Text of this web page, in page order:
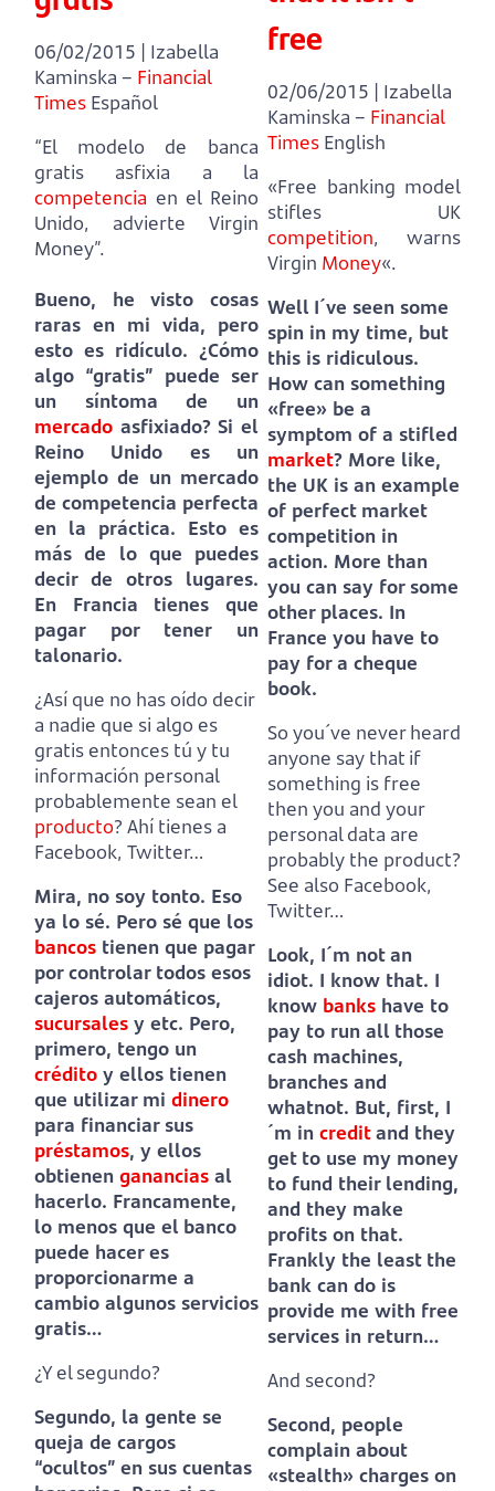
06/02/2015 | Izabella
Kaminska – Financial
Times Español
“El modelo de banca
gratis asfixia a la
competencia en el Reino
Unido, advierte Virgin
Money”.
Bueno, he visto cosas
raras en mi vida, pero
esto es ridículo. ¿Cómo
algo “gratis” puede ser
un síntoma de un
mercado asfixiado? Si el
Reino Unido es un
ejemplo de un mercado
de competencia perfecta
en la práctica. Esto es
más de lo que puedes
decir de otros lugares.
En Francia tienes que
pagar por tener un
talonario.
¿Así que no has oído decir
a nadie que si algo es
gratis entonces tú y tu
información personal
probablemente sean el
producto? Ahí tienes a
Facebook, Twitter…
Mira, no soy tonto. Eso
ya lo sé. Pero sé que los
bancos tienen que pagar
por controlar todos esos
cajeros automáticos,
sucursales y etc. Pero,
primero, tengo un
crédito y ellos tienen
que utilizar mi dinero
para financiar sus
préstamos, y ellos
obtienen ganancias al
hacerlo. Francamente,
lo menos que el banco
puede hacer es
proporcionarme a
cambio algunos servicios
gratis…
¿Y el segundo?
Segundo, la gente se
queja de cargos
“ocultos” en sus cuentas
free
02/06/2015 | Izabella
Kaminska – Financial
Times English
«Free banking model
stifles UK
competition, warns
Virgin Money«.
Well I´ve seen some
spin in my time, but
this is ridiculous.
How can something
«free» be a
symptom of a stifled
market? More like,
the UK is an example
of perfect market
competition in
action. More than
you can say for some
other places. In
France you have to
pay for a cheque
book.
So you´ve never heard
anyone say that if
something is free
then you and your
personal data are
probably the product?
See also Facebook,
Twitter…
Look, I´m not an
idiot. I know that. I
know banks have to
pay to run all those
cash machines,
branches and
whatnot. But, first, I
´m in creditand they
get to use my money
to fund their lending,
and they make
profits on that.
Frankly the least the
bank can do is
provide me with free
services in return…
And second?
Second, people
complain about
«stealth» charges on